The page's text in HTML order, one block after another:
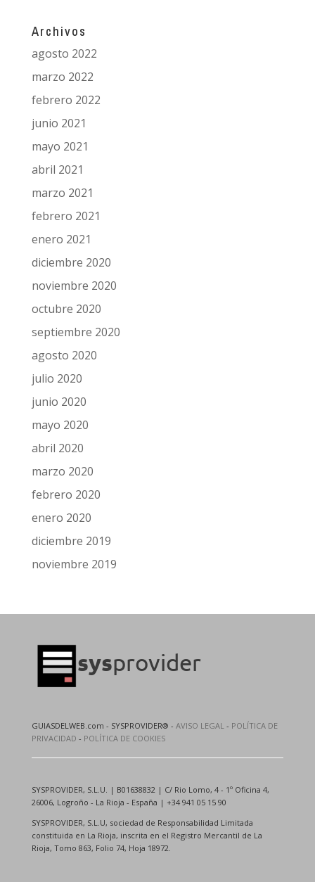
Archivos
agosto 2022
marzo 2022
febrero 2022
junio 2021
mayo 2021
abril 2021
marzo 2021
febrero 2021
enero 2021
diciembre 2020
noviembre 2020
octubre 2020
septiembre 2020
agosto 2020
julio 2020
junio 2020
mayo 2020
abril 2020
marzo 2020
febrero 2020
enero 2020
diciembre 2019
noviembre 2019
GUIASDELWEB.com - SYSPROVIDER® - AVISO LEGAL - POLÍTICA DE
PRIVACIDAD - POLÍTICA DE COOKIES
SYSPROVIDER, S.L.U. | B01638832 | C/ Rio Lomo, 4 - 1º Oficina 4,
26006, Logroño - La Rioja - España | +34 941 05 15 90
SYSPROVIDER, S.L.U, sociedad de Responsabilidad Limitada
constituida en La Rioja, inscrita en el Registro Mercantil de La
Rioja, Tomo 863, Folio 74, Hoja 18972.